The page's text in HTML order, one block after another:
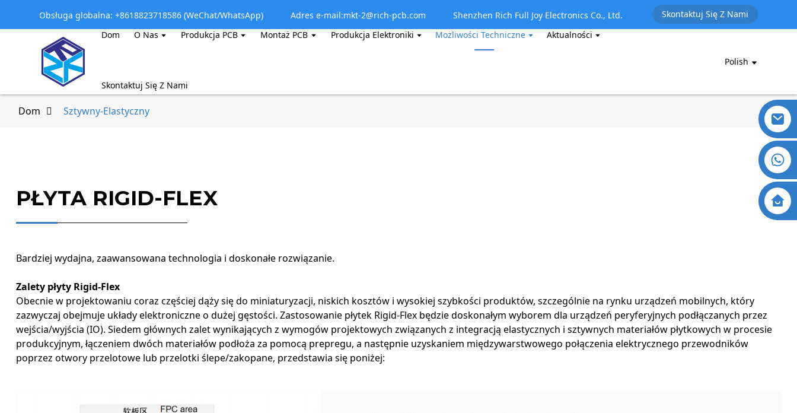
Obsługa globalna: +8618823718586 (WeChat/WhatsApp) Adres e-mail:mkt-2@rich-pcb.com Shenzhen Rich Full Joy Electronics Co., Ltd.
Skontaktuj Się Z Nami
Dom
O Nas Produkcja PCB Montaż PCB Produkcja Elektroniki Możliwości Techniczne Aktualności
Skontaktuj Się Z Nami
Polish
Dom Sztywny-Elastyczny
PŁYTA RIGID-FLEX
Bardziej wydajna, zaawansowana technologia i doskonałe rozwiązanie.
Zalety płyty Rigid-Flex
Obecnie w projektowaniu coraz częściej dąży się do miniaturyzacji, niskich kosztów i wysokiej szybkości produktów, szczególnie na rynku urządzeń mobilnych, który
zazwyczaj obejmuje układy elektroniczne o dużej gęstości. Zastosowanie płytek Rigid-Flex będzie doskonałym wyborem dla urządzeń peryferyjnych podłączanych przez
wejścia/wyjścia (IO). Siedem głównych zalet wynikających z wymogów projektowych związanych z integracją elastycznych i sztywnych materiałów płytkowych w procesie
produkcyjnym, łączeniem dwóch materiałów podłoża za pomocą prepregu, a następnie uzyskaniem międzywarstwowego połączenia elektrycznego przewodników
poprzez otwory przelotowe lub przelotki ślepe/zakopane, przedstawia się poniżej: